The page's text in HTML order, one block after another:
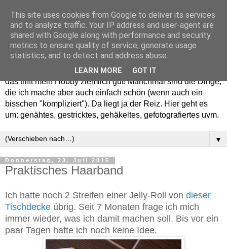
Willkommen in meinem "Wohnzimmer". Einfach und schön -
das trifft mein Hobby ziemlich gut! Manchmal sind die Dinge,
die ich mache aber auch einfach schön (wenn auch ein
bisschen "kompliziert"). Da liegt ja der Reiz. Hier geht es
um: genähtes, gestricktes, gehäkeltes, gefotografiertes uvm.
▼
Donnerstag, 23. Juli 2015
Praktisches Haarband
Ich hatte noch 2 Streifen einer Jelly-Roll von dieser
Tischdecke übrig. Seit 7 Monaten frage ich mich
immer wieder, was ich damit machen soll. Bis vor ein
paar Tagen hatte ich noch keine Idee.
This site uses cookies from Google to deliver its services
and to analyze traffic. Your IP address and user-agent are
shared with Google along with performance and security
metrics to ensure quality of service, generate usage
statistics, and to detect and address abuse.
LEARN MORE GOT IT